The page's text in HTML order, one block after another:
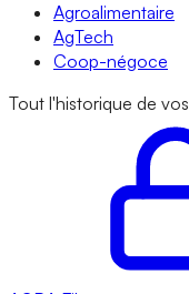
Agroalimentaire
AgTech
Coop-négoce
Tout l'historique de